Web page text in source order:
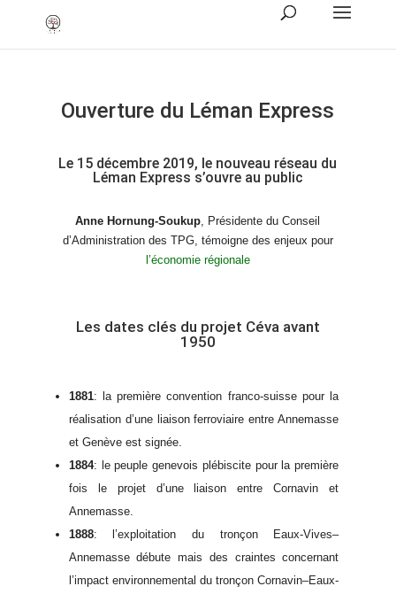
Ouverture du Léman Express
Le 15 décembre 2019, le nouveau réseau du
Léman Express s’ouvre au public
Anne Hornung-Soukup, Présidente du Conseil
d’Administration des TPG, témoigne des enjeux pour
l’économie régionale
Les dates clés du projet Céva avant
1950
1881: la première convention franco-suisse pour la
réalisation d’une liaison ferroviaire entre Annemasse
et Genève est signée.
1884: le peuple genevois plébiscite pour la première
fois le projet d’une liaison entre Cornavin et
Annemasse.
1888: l’exploitation du tronçon Eaux-Vives–
Annemasse débute mais des craintes concernant
l’impact environnemental du tronçon Cornavin–Eaux-